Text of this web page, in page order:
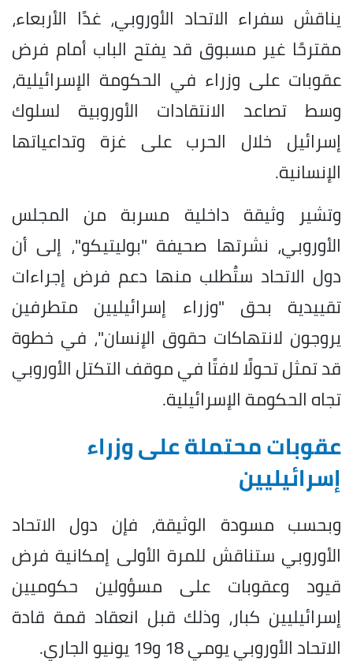
يناقش سفراء الاتحاد الأوروبي، غدًا الأربعاء،
مقترحًا غير مسبوق قد يفتح الباب أمام فرض
عقوبات على وزراء في الحكومة الإسرائيلية،
وسط تصاعد الانتقادات الأوروبية لسلوك
إسرائيل خلال الحرب على غزة وتداعياتها
الإنسانية.
وتشير وثيقة داخلية مسربة من المجلس
الأوروبي، نشرتها صحيفة "بوليتيكو"، إلى أن
دول الاتحاد ستُطلب منها دعم فرض إجراءات
تقييدية بحق "وزراء إسرائيليين متطرفين
يروجون لانتهاكات حقوق الإنسان"، في خطوة
قد تمثل تحولًا لافتًا في موقف التكتل الأوروبي
تجاه الحكومة الإسرائيلية.
عقوبات محتملة على وزراء
إسرائيليين
وبحسب مسودة الوثيقة، فإن دول الاتحاد
الأوروبي ستناقش للمرة الأولى إمكانية فرض
قيود وعقوبات على مسؤولين حكوميين
إسرائيليين كبار، وذلك قبل انعقاد قمة قادة
الاتحاد الأوروبي يومي 18 و19 يونيو الجاري.